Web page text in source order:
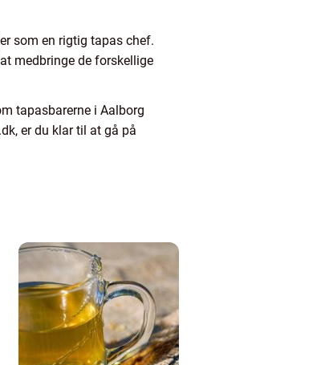
som en rigtig tapas chef.
medbringe de forskellige
tapasbarerne i Aalborg
er du klar til at gå på